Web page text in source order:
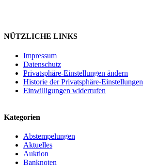
NÜTZLICHE LINKS
Impressum
Datenschutz
Privatsphäre-Einstellungen ändern
Historie der Privatsphäre-Einstellungen
Einwilligungen widerrufen
Kategorien
Abstempelungen
Aktuelles
Auktion
Banknoten